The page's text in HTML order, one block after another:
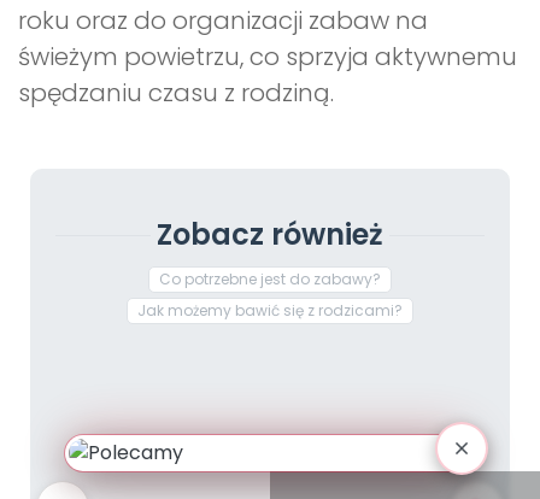
roku oraz do organizacji zabaw na
świeżym powietrzu, co sprzyja aktywnemu
spędzaniu czasu z rodziną.
Zobacz również
Co potrzebne jest do zabawy?
Jak możemy bawić się z rodzicami?